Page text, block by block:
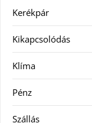
Kerékpár
Kikapcsolódás
Klíma
Pénz
Szállás